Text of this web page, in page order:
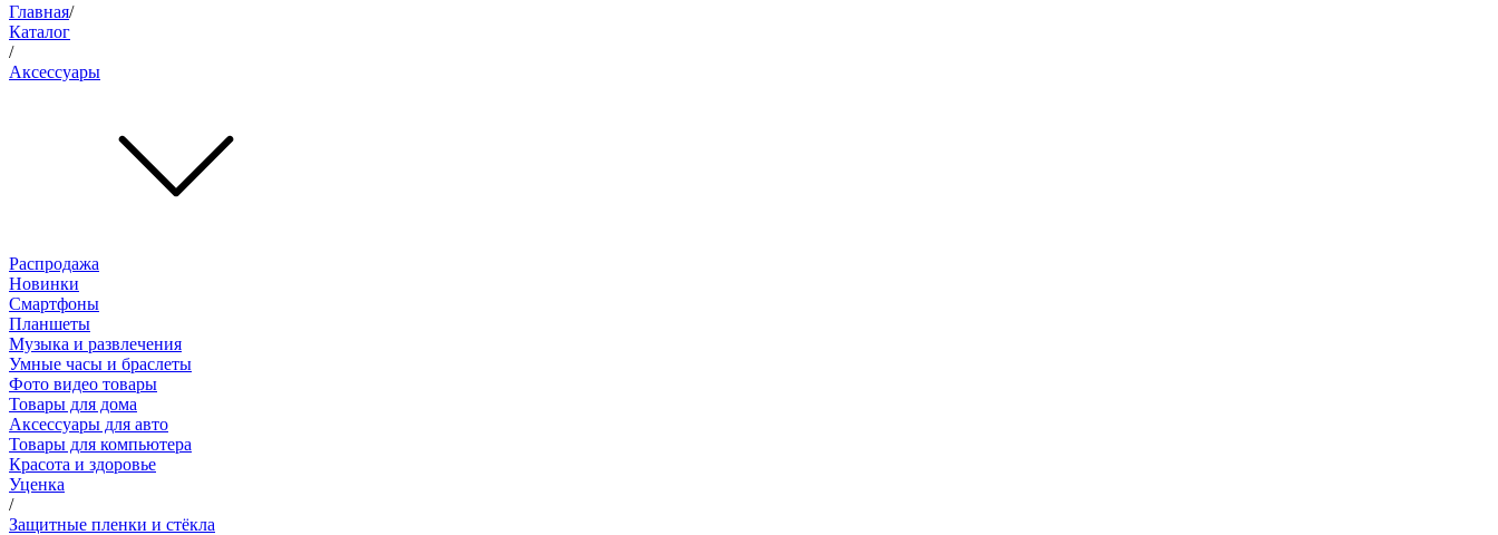
Главная/
Каталог
/
Аксессуары
Распродажа
Новинки
Смартфоны
Планшеты
Музыка и развлечения
Умные часы и браслеты
Фото видео товары
Товары для дома
Аксессуары для авто
Товары для компьютера
Красота и здоровье
Уценка
/
Защитные пленки и стёкла